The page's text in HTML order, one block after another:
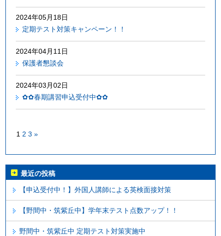
2024年05月18日
定期テスト対策キャンペーン！！
2024年04月11日
保護者懇談会
2024年03月02日
✿✿春期講習申込受付中✿✿
1 2 3 »
最近の投稿
【申込受付中！】外国人講師による英検面接対策
【野間中・筑紫丘中】学年末テスト点数アップ！！
野間中・筑紫丘中 定期テスト対策実施中